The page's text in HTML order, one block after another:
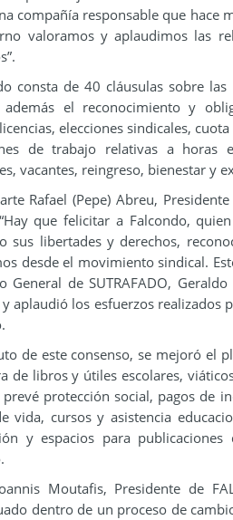
compañía responsable que hace
valoramos y aplaudimos las
consta de 40 cláusulas sobre
además el reconocimiento y
elecciones sindicales,
de trabajo relativas a horas
vacantes, reingreso, bienestar y
Rafael (Pepe) Abreu,
que felicitar a Falcondo,
sus libertades y derechos,
desde el movimiento sindical.
General de SUTRAFADO,
aplaudió los esfuerzos
de este consenso, se mejoró el
de libros y útiles escolares,
prevé protección social, pagos de
vida, cursos y asistencia
y espacios para
Moutafis, Presidente de
dentro de un proceso de